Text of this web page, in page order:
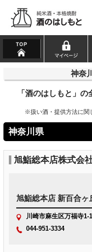
神奈
「酒のはしもと」
※扱い酒・提供方法に関
神奈川県
旭鮨総本店株式会
旭鮨総本店 新百合ヶ
川崎市麻生区万福寺1-
044-951-3334